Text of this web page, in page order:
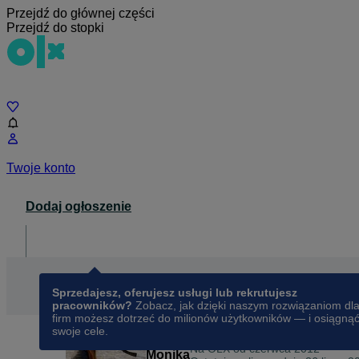
Przejdź do głównej części
Przejdź do stopki
Twoje konto
Dodaj ogłoszenie
Sprzedajesz, oferujesz usługi lub rekrutujesz
pracowników? Zobacz, jak dzięki naszym rozwiązaniom dla
firm możesz dotrzeć do milionów użytkowników — i osiągnąć
swoje cele.
MonikaNa OLX odczerwca 2012